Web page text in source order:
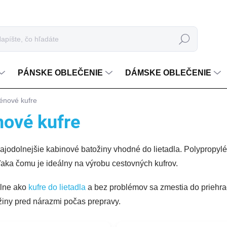
Hľadať
PÁNSKE OBLEČENIE DÁMSKE OBLEČENIE
kufre
kufre
kabinové batožiny vhodné do lietadla.
čomu je ideálny na výrobu cestovných kufrov.
ako kufre do lietadla a bez problémov sa zmestia do
pred nárazmi počas prepravy.